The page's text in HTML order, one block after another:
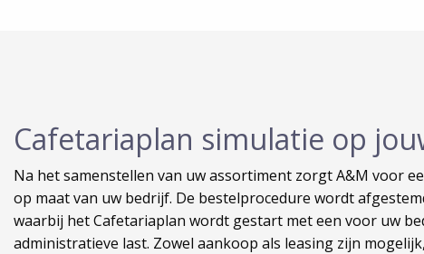
Cafetariaplan simulatie op
Na het samenstellen van uw assortiment zorgt A&M voor
op maat van uw bedrijf. De bestelprocedure wordt
waarbij het Cafetariaplan wordt gestart met een voor uw
administratieve last. Zowel aankoop als leasing zijn